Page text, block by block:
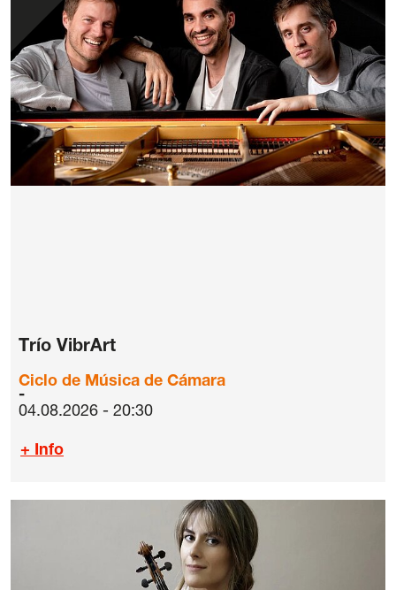
Trío VibrArt
Ciclo de Música de Cámara
04.08.2026 - 20:30
+ Info